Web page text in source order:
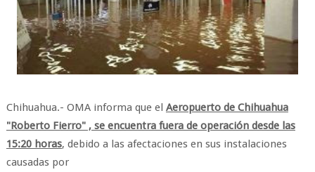
Chihuahua.- OMA informa que el Aeropuerto de Chihuahua
"Roberto Fierro" , se encuentra fuera de operación desde las
15:20 horas, debido a las afectaciones en sus instalaciones
causadas por